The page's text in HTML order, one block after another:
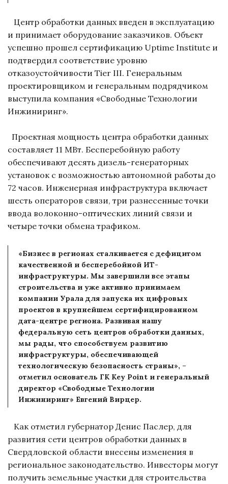
Центр обработки данных введен в эксплуатацию
и принимает оборудование заказчиков. Объект
успешно прошел сертификацию Uptime Institute и
подтвердил соответствие уровню
отказоустойчивости Tier III. Генеральным
проектировщиком и генеральным подрядчиком
выступила компания «Свободные Технологии
Инжиниринг».
Проектная мощность центра обработки данных
составляет 11 МВт. Бесперебойную работу
обеспечивают десять дизель-генераторных
установок с возможностью автономной работы до
72 часов. Инженерная инфраструктура включает
шесть операторов связи, три разнесенные точки
ввода волоконно-оптических линий связи и
четыре точки обмена трафиком.
«Бизнес в регионах сталкивается с дефицитом
качественной и бесперебойной ИТ-
инфраструктуры. Мы завершили все этапы
строительства и уже активно принимаем
компании Урала для запуска их цифровых
проектов в крупнейшем сертифицированном
дата-центре региона. Развивая нашу
федеральную сеть центров обработки данных,
мы рады, что способствуем развитию
инфраструктуры, обеспечивающей
технологическую безопасность страны», –
отметил основатель ГК Key Point и генеральный
директор «Свободные Технологии
Инжиниринг» Евгений Вирцер.
Как отметил губернатор Денис Паслер, для
развития сети центров обработки данных в
Свердловской области внесены изменения в
региональное законодательство. Инвесторы могут
получить земельные участки для строительства